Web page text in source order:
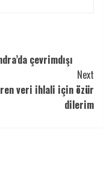
çevrimdışı
Next
veri ihlali için özür
dilerim